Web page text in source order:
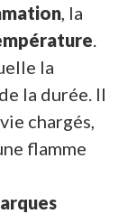
, la
.
la
la durée. Il
chargés,
flamme